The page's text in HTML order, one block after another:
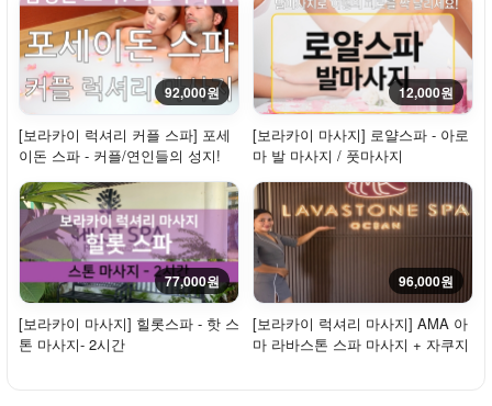
92,000원
[보라카이 럭셔리 커플 스파] 포세
이돈 스파 - 커플/연인들의 성지!
12,000원
[보라카이 마사지] 로얄스파 - 아로
마 발 마사지 / 풋마사지
77,000원
[보라카이 마사지] 힐롯스파 - 핫 스
톤 마사지- 2시간
96,000원
[보라카이 럭셔리 마사지] AMA 아
마 라바스톤 스파 마사지 + 자쿠지